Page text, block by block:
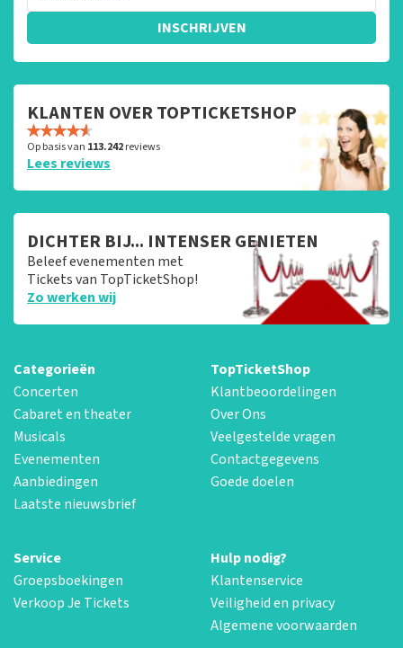
INSCHRIJVEN
KLANTEN OVER TOPTICKETSHOP
Op basis van 113.242reviews
Lees reviews
DICHTER BIJ... INTENSER GENIETEN
Beleef evenementen met
Tickets van TopTicketShop!
Zo werken wij
Categorieën
Concerten
Cabaret en theater
Musicals
Evenementen
Aanbiedingen
Laatste nieuwsbrief
TopTicketShop
Klantbeoordelingen
Over Ons
Veelgestelde vragen
Contactgegevens
Goede doelen
Service
Groepsboekingen
Verkoop Je Tickets
Hulp nodig?
Klantenservice
Veiligheid en privacy
Algemene voorwaarden